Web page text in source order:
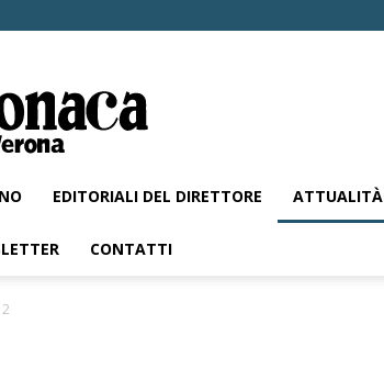
Cronaca
di
Verona
EDITORIALI DEL DIRETTORE ATTUALITÀ
CONTATTI